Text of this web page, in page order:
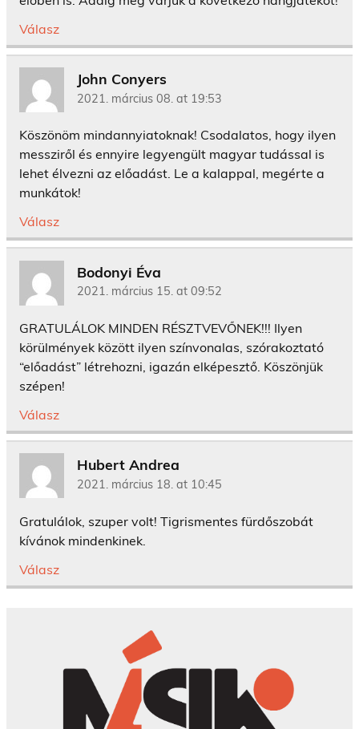
Válasz
John Conyers
2021. március 08. at 19:53
Köszönöm mindannyiatoknak! Csodalatos, hogy ilyen
messziről és ennyire legyengült magyar tudással is
lehet élvezni az előadást. Le a kalappal, megérte a
munkátok!
Válasz
Bodonyi Éva
2021. március 15. at 09:52
GRATULÁLOK MINDEN RÉSZTVEVŐNEK!!! Ilyen
körülmények között ilyen színvonalas, szórakoztató
“előadást” létrehozni, igazán elképesztő. Köszönjük
szépen!
Válasz
Hubert Andrea
2021. március 18. at 10:45
Gratulálok, szuper volt! Tigrismentes fürdőszobát
kívánok mindenkinek.
Válasz